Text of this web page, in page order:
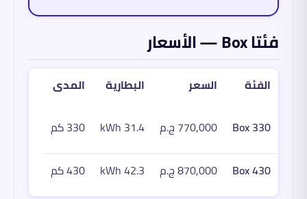
فئتا Box — الأسعار
الفئة السعر البطارية المدى
Box 330 770,000 ج.م 31.4 kWh 330 كم
Box 430 870,000 ج.م 42.3 kWh 430 كم